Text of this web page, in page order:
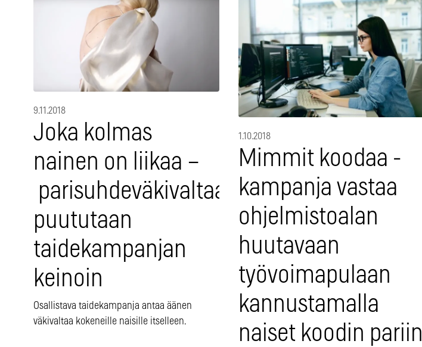
9.11.2018
Joka kolmas
nainen on liikaa –
parisuhdeväkivaltaan
puututaan
taidekampanjan
keinoin
Osallistava taidekampanja antaa äänen
väkivaltaa kokeneille naisille itselleen.
1.10.2018
Mimmit koodaa -
kampanja vastaa
ohjelmistoalan
huutavaan
työvoimapulaan
kannustamalla
naiset koodin pariin